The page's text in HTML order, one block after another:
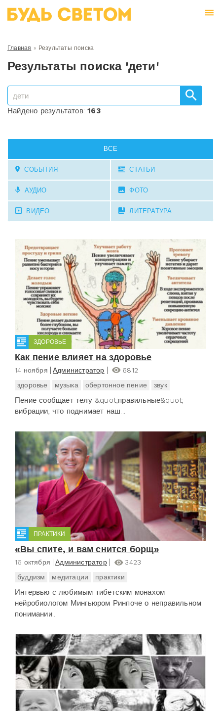
Главная » Результаты поиска
Результаты поиска 'дети'
Найдено результатов:163
ВСЕ
СОБЫТИЯ СТАТЬИ
АУДИО ФОТО
ВИДЕО ЛИТЕРАТУРА
ЗДОРОВЬЕ
Как пение влияет на здоровье
14 ноября Администратор
6812
здоровье
музыка обертонное пение звук
Пение сообщает телу &quot;правильные&quot;
вибрации, что поднимает наш...
ПРАКТИКИ
«Вы спите, и вам снится борщ»
16 октября Администратор
3423
буддизм
медитации практики
Интервью с любимым тибетским монахом
нейробиологом Мингьюром Ринпоче о неправильном
понимании...